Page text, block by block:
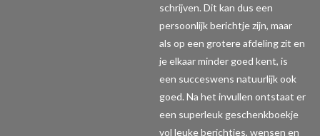
schrijven. Dit kan dus een
persoonlijk berichtje zijn, maar
als op een grotere afdeling zit en
je elkaar minder goed kent, is
een succeswens natuurlijk ook
goed. Na het invullen ontstaat er
een superleuk geschenkboekje
vol leuke berichtjes, wensen en